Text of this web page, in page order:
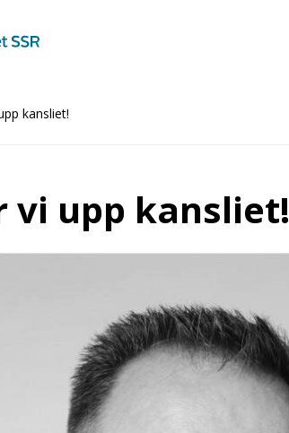
kansliet!
vi upp kansliet!